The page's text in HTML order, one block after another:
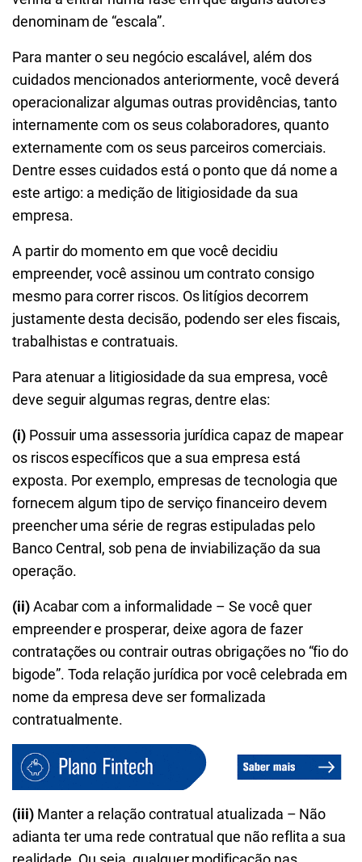
denominam de “escala”.
Para manter o seu negócio escalável, além dos
cuidados mencionados anteriormente, você deverá
operacionalizar algumas outras providências, tanto
internamente com os seus colaboradores, quanto
externamente com os seus parceiros comerciais.
Dentre esses cuidados está o ponto que dá nome a
este artigo: a medição de litigiosidade da sua
empresa.
A partir do momento em que você decidiu
empreender, você assinou um contrato consigo
mesmo para correr riscos. Os litígios decorrem
justamente desta decisão, podendo ser eles fiscais,
trabalhistas e contratuais.
Para atenuar a litigiosidade da sua empresa, você
deve seguir algumas regras, dentre elas:
(i) Possuir uma assessoria jurídica capaz de mapear
os riscos específicos que a sua empresa está
exposta. Por exemplo, empresas de tecnologia que
fornecem algum tipo de serviço financeiro devem
preencher uma série de regras estipuladas pelo
Banco Central, sob pena de inviabilização da sua
operação.
(ii)Acabar com a informalidade – Se você quer
empreender e prosperar, deixe agora de fazer
contratações ou contrair outras obrigações no “fio do
bigode”. Toda relação jurídica por você celebrada em
nome da empresa deve ser formalizada
contratualmente.
(iii)Manter a relação contratual atualizada – Não
adianta ter uma rede contratual que não reflita a sua